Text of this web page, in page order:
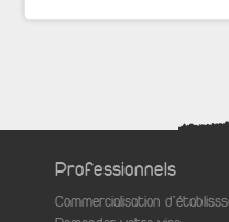
Professionnels
Commercialisation